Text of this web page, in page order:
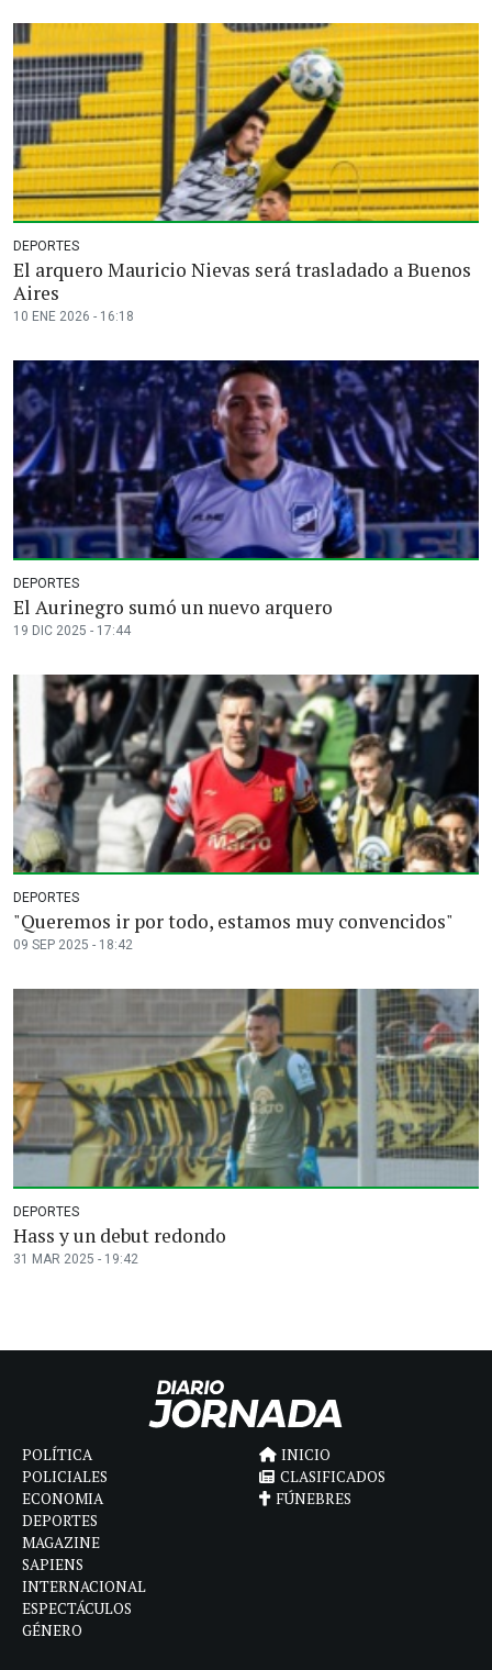
DEPORTES
El arquero Mauricio Nievas será trasladado a Buenos
Aires
10 ENE 2026 - 16:18
DEPORTES
El Aurinegro sumó un nuevo arquero
19 DIC 2025 - 17:44
DEPORTES
"Queremos ir por todo, estamos muy convencidos"
09 SEP 2025 - 18:42
DEPORTES
Hass y un debut redondo
31 MAR 2025 - 19:42
POLÍTICA
POLICIALES
ECONOMIA
DEPORTES
MAGAZINE
SAPIENS
INTERNACIONAL
ESPECTÁCULOS
GÉNERO
INICIO
CLASIFICADOS
FÚNEBRES